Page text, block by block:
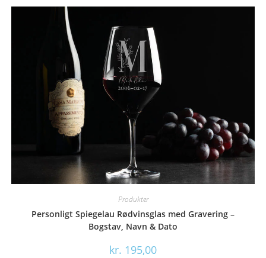
Produkter
Personligt Spiegelau Rødvinsglas med Gravering –
Bogstav, Navn & Dato
kr. 195,00